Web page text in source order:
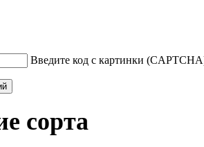
Введите код с картинки
сорта